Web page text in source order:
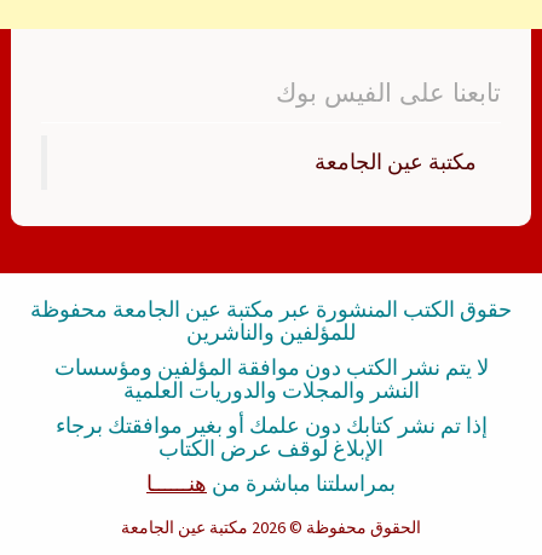
تابعنا على الفيس بوك
‏مكتبة عين الجامعة‏
حقوق الكتب المنشورة عبر مكتبة عين الجامعة محفوظة
للمؤلفين والناشرين
لا يتم نشر الكتب دون موافقة المؤلفين ومؤسسات
النشر والمجلات والدوريات العلمية
إذا تم نشر كتابك دون علمك أو بغير موافقتك برجاء
الإبلاغ لوقف عرض الكتاب
بمراسلتنا مباشرة من هنــــــا
الحقوق محفوظة © 2026 مكتبة عين الجامعة